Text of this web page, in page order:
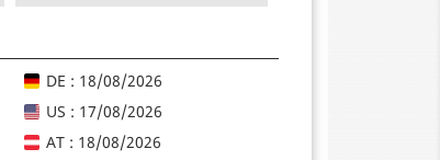
DE : 18/08/2026
US : 17/08/2026
AT : 18/08/2026